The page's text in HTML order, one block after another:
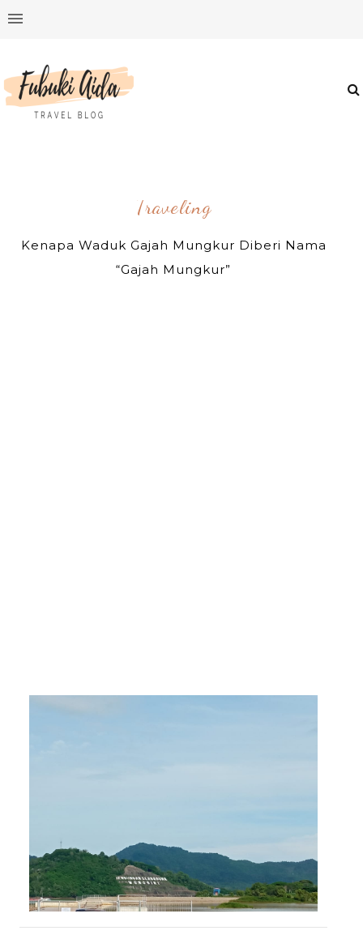
Traveling
Kenapa Waduk Gajah Mungkur Diberi Nama
“Gajah Mungkur”